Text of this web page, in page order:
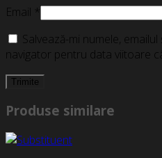
Email *
Salvează-mi numele,
navigator pentru data viitoare
Produse similare